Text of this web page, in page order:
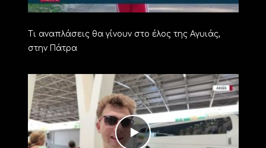
Τι αναπλάσεις θα γίνουν στο έλος της Αγυιάς,
στην Πάτρα